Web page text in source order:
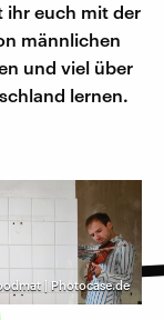
ihr euch mit der
männlichen
und viel über
lernen.
| Photocase.de